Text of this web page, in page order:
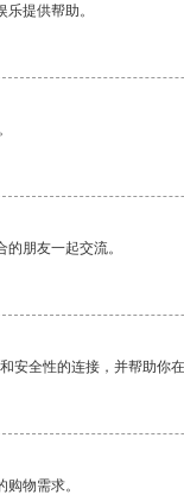
提供帮助。
朋友一起交流。
安全性的连接，并帮助你在
物需求。